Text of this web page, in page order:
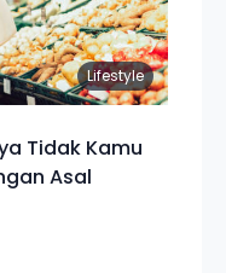
Lifestyle
Tidak Kamu
Asal